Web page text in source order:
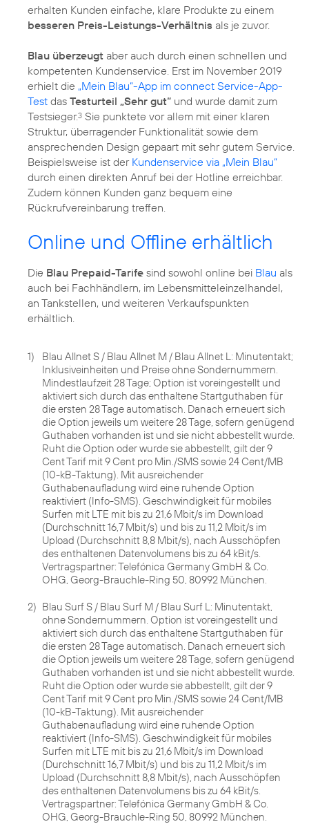
erhalten Kunden einfache, klare Produkte zu einem
besseren Preis-Leistungs-Verhältnis als je zuvor.
Blau überzeugt aber auch durch einen schnellen und
kompetenten Kundenservice. Erst im November 2019
erhielt die „Mein Blau“-App im connect Service-App-
Test das Testurteil „Sehr gut“ und wurde damit zum
Testsieger.3 Sie punktete vor allem mit einer klaren
Struktur, überragender Funktionalität sowie dem
ansprechenden Design gepaart mit sehr gutem Service.
Beispielsweise ist der Kundenservice via „Mein Blau“
durch einen direkten Anruf bei der Hotline erreichbar.
Zudem können Kunden ganz bequem eine
Rückrufvereinbarung treffen.
Online und Offline erhältlich
Die Blau Prepaid-Tarife sind sowohl online bei Blau als
auch bei Fachhändlern, im Lebensmitteleinzelhandel,
an Tankstellen, und weiteren Verkaufspunkten
erhältlich.
1)
Blau Allnet S / Blau Allnet M / Blau Allnet L: Minutentakt;
Inklusiveinheiten und Preise ohne Sondernummern.
Mindestlaufzeit 28 Tage; Option ist voreingestellt und
aktiviert sich durch das enthaltene Startguthaben für
die ersten 28 Tage automatisch. Danach erneuert sich
die Option jeweils um weitere 28 Tage, sofern genügend
Guthaben vorhanden ist und sie nicht abbestellt wurde.
Ruht die Option oder wurde sie abbestellt, gilt der 9
Cent Tarif mit 9 Cent pro Min./SMS sowie 24 Cent/MB
(10-kB-Taktung). Mit ausreichender
Guthabenaufladung wird eine ruhende Option
reaktiviert (Info-SMS). Geschwindigkeit für mobiles
Surfen mit LTE mit bis zu 21,6 Mbit/s im Download
(Durchschnitt 16,7 Mbit/s) und bis zu 11,2 Mbit/s im
Upload (Durchschnitt 8,8 Mbit/s), nach Ausschöpfen
des enthaltenen Datenvolumens bis zu 64 kBit/s.
Vertragspartner: Telefónica Germany GmbH & Co.
OHG, Georg-Brauchle-Ring 50, 80992 München.
2) Blau Surf S / Blau Surf M / Blau Surf L: Minutentakt,
ohne Sondernummern. Option ist voreingestellt und
aktiviert sich durch das enthaltene Startguthaben für
die ersten 28 Tage automatisch. Danach erneuert sich
die Option jeweils um weitere 28 Tage, sofern genügend
Guthaben vorhanden ist und sie nicht abbestellt wurde.
Ruht die Option oder wurde sie abbestellt, gilt der 9
Cent Tarif mit 9 Cent pro Min./SMS sowie 24 Cent/MB
(10-kB-Taktung). Mit ausreichender
Guthabenaufladung wird eine ruhende Option
reaktiviert (Info-SMS). Geschwindigkeit für mobiles
Surfen mit LTE mit bis zu 21,6 Mbit/s im Download
(Durchschnitt 16,7 Mbit/s) und bis zu 11,2 Mbit/s im
Upload (Durchschnitt 8,8 Mbit/s), nach Ausschöpfen
des enthaltenen Datenvolumens bis zu 64 kBit/s.
Vertragspartner: Telefónica Germany GmbH & Co.
OHG, Georg-Brauchle-Ring 50, 80992 München.